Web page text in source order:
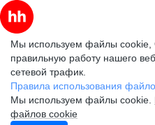
Мы используем файлы cookie,
правильную работу нашего
сетевой трафик.
Правила использования
Мы используем файлы cookie.
файлов cookie